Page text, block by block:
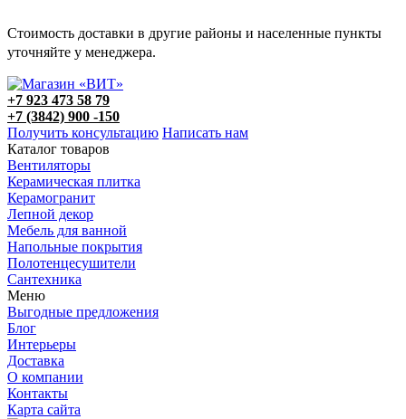
Стоимость доставки в другие районы и населенные пункты
уточняйте у менеджера.
+7 923 473 58 79
+7 (3842) 900 -150
Получить консультацию Написать нам
Каталог товаров
Вентиляторы
Керамическая плитка
Керамогранит
Лепной декор
Мебель для ванной
Напольные покрытия
Полотенцесушители
Сантехника
Меню
Выгодные предложения
Блог
Интерьеры
Доставка
О компании
Контакты
Карта сайта